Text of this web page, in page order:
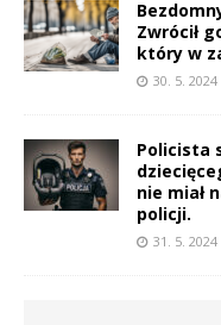
Zwrócił
który w
30. 5. 2024
Policista
nie miał
policji.
31. 5. 2024